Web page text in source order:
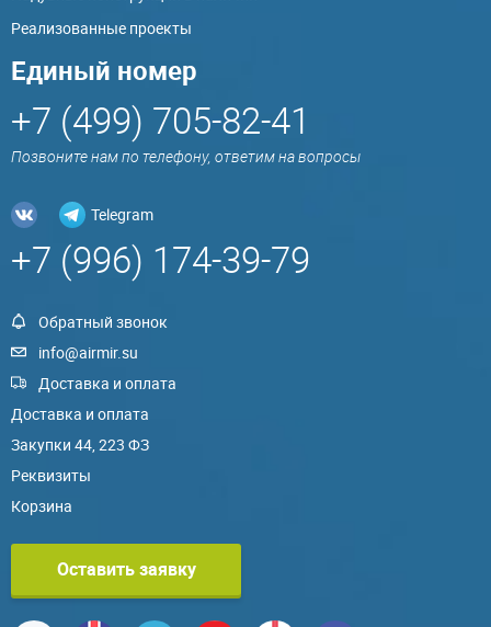
Реализованные проекты
Единый номер
+7 (499) 705-82-41
Позвоните нам по телефону, ответим на вопросы
Telegram
+7 (996) 174-39-79
Обратный звонок
info@airmir.su
Доставка и оплата
Доставка и оплата
Закупки 44, 223 ФЗ
Реквизиты
Корзина
Оставить заявку